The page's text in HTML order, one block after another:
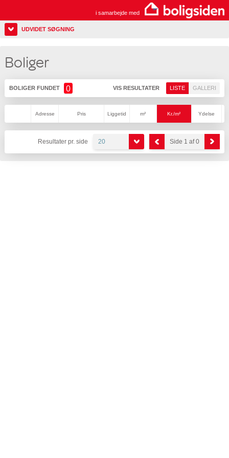
i samarbejde med
UDVIDET SØGNING
Boliger
BOLIGER FUNDET 0 VIS RESULTATER LISTE GALLERI
Adresse Pris Liggetid m² Kr./m² Ydelse
Resultater pr. side 20 Side 1 af 0